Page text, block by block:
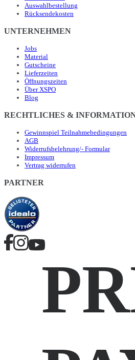
Auswahlbestellung
Rücksendekosten
UNTERNEHMEN
Jobs
Material
Gutscheine
Lieferzeiten
Öffnungszeiten
Über XSPO
Blog
RECHTLICHES &
Gewinnspiel Teilnahmebedingungen
AGB
Widerrufsbelehrung/- Formular
Impressum
Vertrag widerrufen
PARTNER